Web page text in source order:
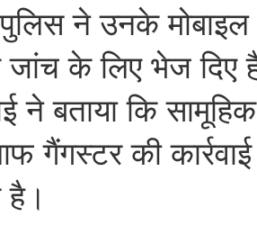
पुलिस ने उनके
के लिए भेज दिए
ने बताया कि
गैंगस्टर की
है।